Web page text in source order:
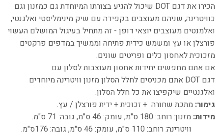
הכירו את דגם DOT שיכול להגיע בצורתו המיוחדת גם כמזנון וגם
כוויטרינה, שניהם מעוצבים בקפידה עם שיק מינימליסטי ואלגנטי,
ואלמנטים מעוצבים יוצאי דופן - זה מתחיל בעיגול המושלם העשוי
פורצלן או עץ ומשמש כידית פתיחה וממשיך במדפים פרקטים
מזכוכית לאחסון כלים ופריטים שונים.
אם אתם מחפשים יחידות אחסון מעוצבות לסלון עם
דגם DOT אתם מכניסים לחלל הסלון מזנון וויטרינה מיוחדים
ואלגנטיים שיקפיצו את כל חלל הסלון.
גימור: מתכת שחורה + זכוכית + ידית פורצלן / עץ.
מידות: מזנון: רוחב: 180 ס"מ, עומק: 46 ס"מ, גובה: 71 ס"מ.
וויטרינה: רוחב: 110 ס"מ, עומק: 46 ס"מ, גובה: 176ס"מ.